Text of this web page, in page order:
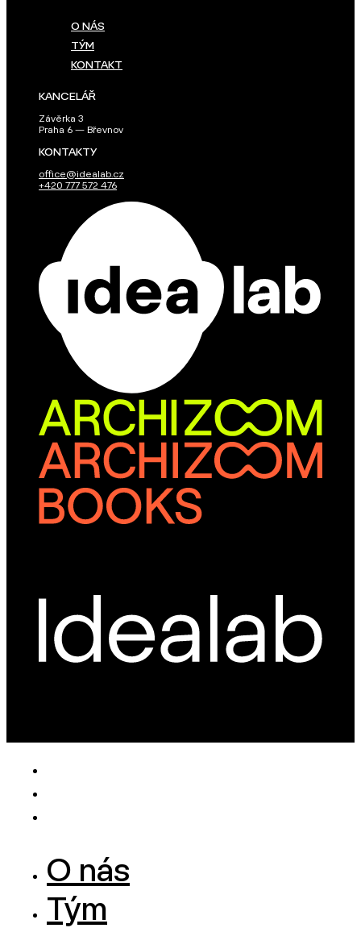
O NÁS
TÝM
KONTAKT
KANCELÁŘ
Závěrka 3
Praha 6 — Břevnov
KONTAKTY
office@idealab.cz
+420 777 572 476
O nás
Tým